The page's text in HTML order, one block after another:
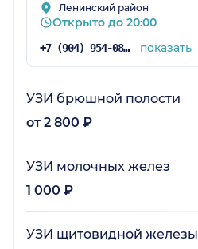
Ленинский район
Открыто до 20:00
+7 (904) 954-08-31 показать
УЗИ брюшной полости
от 2 800 ₽
УЗИ молочных желез
1 000 ₽
УЗИ щитовидной железы